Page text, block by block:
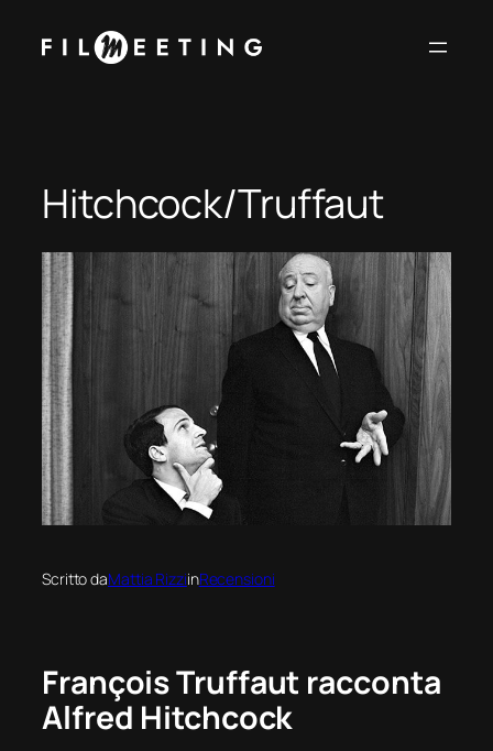
Hitchcock/Truffaut
Scritto daMattia RizziinRecensioni
FrançoisTruffaut racconta
Alfred Hitchcock